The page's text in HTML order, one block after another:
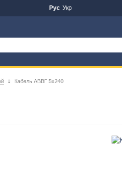
Новости
Рус Укр
Кабель АВВГ 5х240